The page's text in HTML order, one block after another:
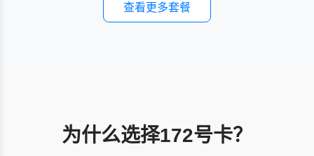
查看更多套餐
为什么选择172号卡？